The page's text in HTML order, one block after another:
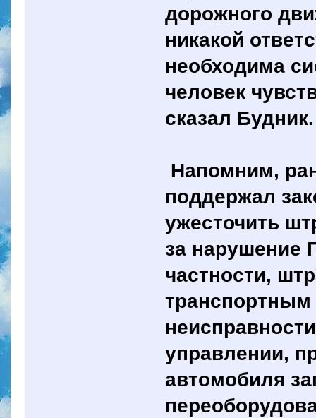
дорожного
никакой
необходима
человек
сказал Будник.
Напомним,
поддержал
ужесточить
за нарушение
частности,
транспортным
управлении,
автомобиля